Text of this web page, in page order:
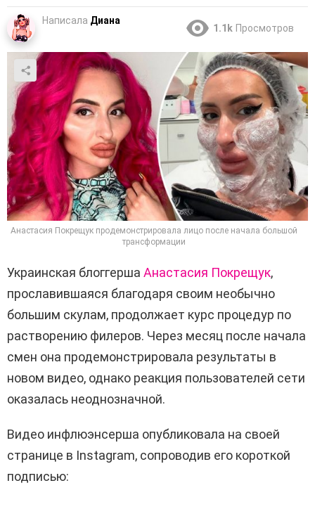
Написала Диана
1.1k Просмотров
Анастасия Покрещук продемонстрировала лицо после начала большой
трансформации
Украинская блоггерша Анастасия Покрещук,
прославившаяся благодаря своим необычно
большим скулам, продолжает курс процедур по
растворению филеров. Через месяц после начала
смен она продемонстрировала результаты в
новом видео, однако реакция пользователей сети
оказалась неоднозначной.
Видео инфлюэнсерша опубликовала на своей
странице в Instagram, сопроводив его короткой
подписью: